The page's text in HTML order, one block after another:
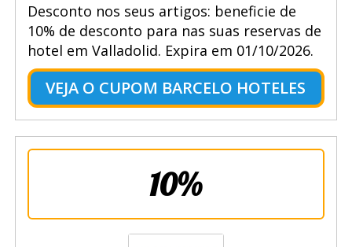
Desconto nos seus artigos: beneficie de
10% de desconto para nas suas reservas de
hotel em Valladolid. Expira em 01/10/2026.
VEJA O CUPOM BARCELO HOTELES
10%